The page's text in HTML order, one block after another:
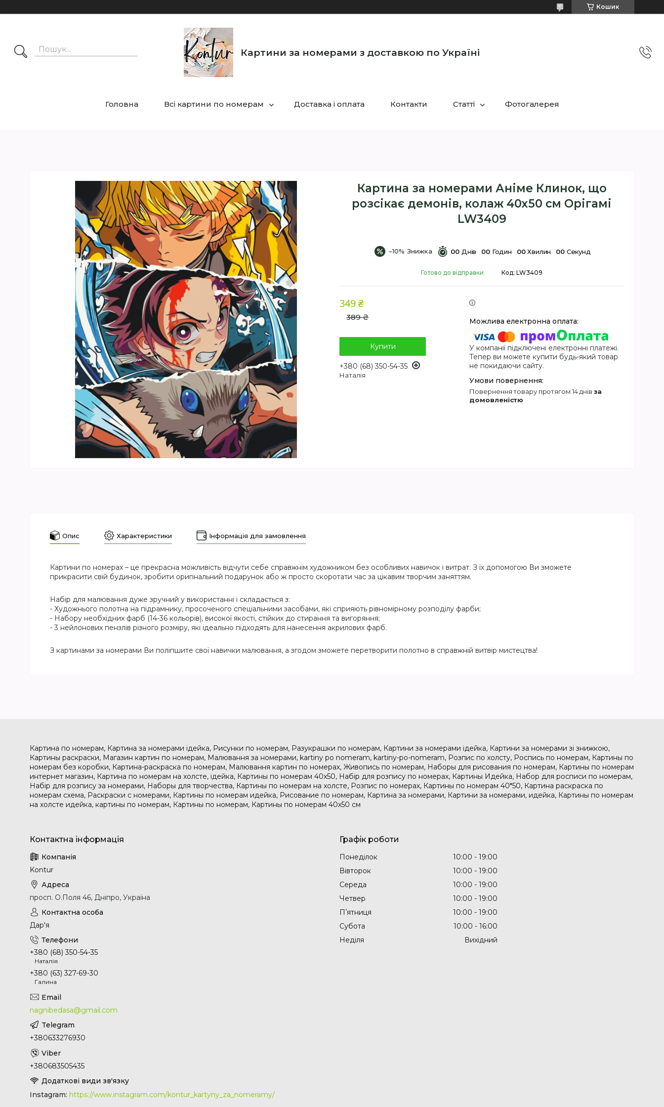
Кошик
Картини за номерами з доставкою по Україні
Головна Всі картини по номерам Доставка і оплата Контакти Статті Фотогалерея
Картина за номерами Аніме Клинок, що
розсікає демонів, колаж 40х50 см Орігамі
LW3409
–10% 00 Днів 00 Годин 00 Хвилин 00 Секунд
Готово до відправки Код: LW3409
389 ₴
349 ₴
Купити
+380 (68) 350-54-35
Наталія
У компанії підключені електронні платежі.
Тепер ви можете купити будь-який товар
не покидаючи сайту.
повернення товару протягом 14 днів за
домовленістю
Опис Характеристики Інформація для замовлення
Картини по номерах – це прекрасна можливість відчути себе справжнім художником без особливих навичок і витрат. З їх допомогою Ви зможете
прикрасити свій будинок, зробити оригінальний подарунок або ж просто скоротати час за цікавим творчим заняттям.
Набір для малювання дуже зручний у використанні і складається з:
- Художнього полотна на підрамнику, просоченого спеціальними засобами, які сприяють рівномірному розподілу фарби;
- Набору необхідних фарб (14-36 кольорів), високої якості, стійких до стирання та вигоряння;
- 3 нейлонових пензлів різного розміру, які ідеально підходять для нанесення акрилових фарб.
З картинами за номерами Ви поліпшите свої навички малювання, а згодом зможете перетворити полотно в справжній витвір мистецтва!
Картина по номерам, Картина за номерами ідейка, Рисунки по номерам, Разукрашки по номерам, Картини за номерами ідейка, Картини за номерами зі знижкою,
Картины раскраски, Магазин картин по номерам, Малювання за номерами, kartiny po nomeram, kartiny-po-nomeram, Розпис по холсту, Роспись по номерам, Картины по
номерам без коробки, Картина-раскраска по номерам, Малювання картин по номерах, Живопись по номерам, Наборы для рисования по номерам, Картины по номерам
интернет магазин, Картина по номерам на холсте, ідейка, Картины по номерам 40х50, Набір для розпису по номерах, Картины Идейка, Набор для росписи по номерам,
Набір для розпису за номерами, Наборы для творчества, Картины по номерам на холсте, Розпис по номерах, Картины по номерам 40*50, Картина раскраска по
номерам схема, Раскраски с номерами, Картины по номерам идейка, Рисование по номерам, Картина за номерами, Картини за номерами, идейка, Картины по номерам
на холсте идейка, картины по номерам, Картины по номерам, Картины по номерам 40х50 см
Kontur
просп. О.Поля 46, Дніпро, Україна
Дар'я
+380 (68) 350-54-35
Наталія
+380 (63) 327-69-30
Галина
nagnibedasa@gmail.com
+380633276930
+380683505435
Instagram https://www.instagram.com/kontur_kartyny_za_nomeramy/
Графік роботи
Понеділок 10:00
19:00
Вівторок
10:00
19:00
Середа
10:00
19:00
Четвер
10:00
19:00
Пʼятниця
10:00
19:00
Субота
10:00
16:00
Неділя
Вихідний